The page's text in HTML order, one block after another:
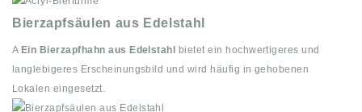
Bierzapfsäulen aus Edelstahl
A Ein Bierzapfhahn aus Edelstahl
bietet ein hochwertigeres und
langlebigeres Erscheinungsbild und wird häufig in gehobenen
Lokalen eingesetzt.